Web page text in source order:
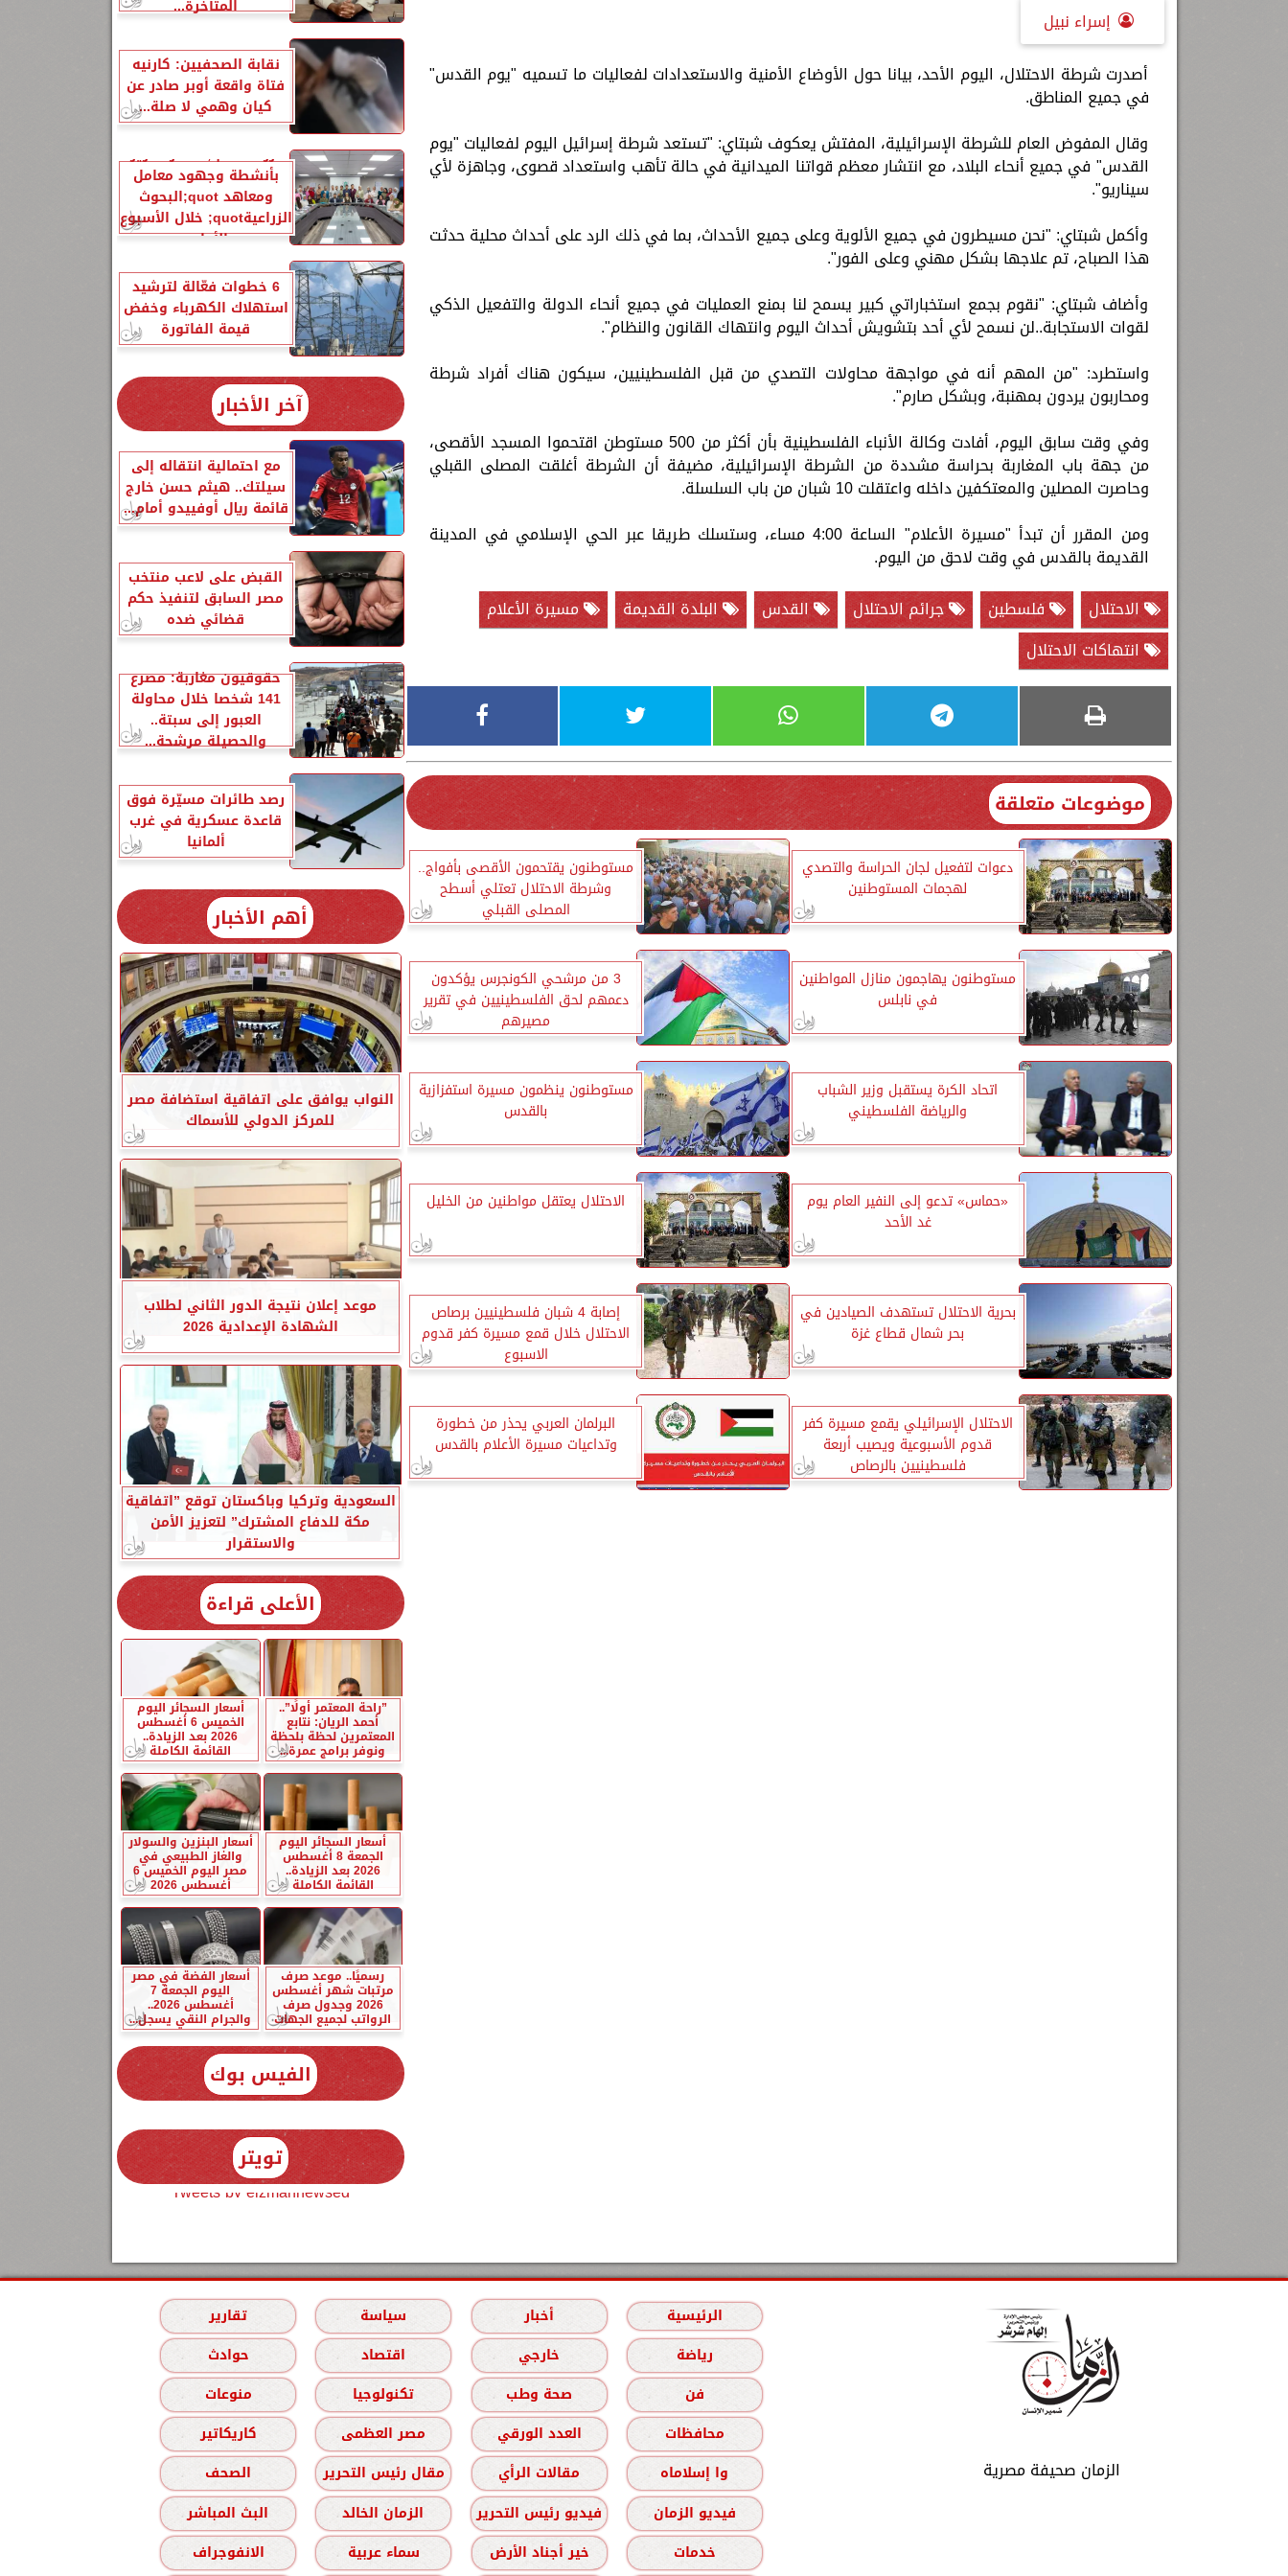
إسراء نبيل
أصدرت شرطة الاحتلال، اليوم الأحد، بيانا حول الأوضاع الأمنية والاستعدادات لفعاليات ما تسميه "يوم القدس"
في جميع المناطق.
وقال المفوض العام للشرطة الإسرائيلية، المفتش يعكوف شبتاي: "تستعد شرطة إسرائيل اليوم لفعاليات "يوم
القدس" في جميع أنحاء البلاد، مع انتشار معظم قواتنا الميدانية في حالة تأهب واستعداد قصوى، وجاهزة لأي
سيناريو".
وأكمل شبتاي: "نحن مسيطرون في جميع الألوية وعلى جميع الأحداث، بما في ذلك الرد على أحداث محلية حدثت
هذا الصباح، تم علاجها بشكل مهني وعلى الفور".
وأضاف شبتاي: "نقوم بجمع استخباراتي كبير يسمح لنا بمنع العمليات في جميع أنحاء الدولة والتفعيل الذكي
لقوات الاستجابة..لن نسمح لأي أحد بتشويش أحداث اليوم وانتهاك القانون والنظام".
واستطرد: "من المهم أنه في مواجهة محاولات التصدي من قبل الفلسطينيين، سيكون هناك أفراد شرطة
ومحاربون يردون بمهنبة، وبشكل صارم".
وفي وقت سابق اليوم، أفادت وكالة الأنباء الفلسطينية بأن أكثر من 500 مستوطن اقتحموا المسجد الأقصى،
من جهة باب المغاربة بحراسة مشددة من الشرطة الإسرائيلية، مضيفة أن الشرطة أغلقت المصلى القبلي
وحاصرت المصلين والمعتكفين داخله واعتقلت 10 شبان من باب السلسلة.
ومن المقرر أن تبدأ "مسيرة الأعلام" الساعة 4:00 مساء، وستسلك طريقا عبر الحي الإسلامي في المدينة
القديمة بالقدس في وقت لاحق من اليوم.
الاحتلال
فلسطين جرائم الاحتلال القدس البلدة القديمة
مسيرة الأعلام
انتهاكات الاحتلال
موضوعات متعلقة
دعوات لتفعيل لجان الحراسة والتصدي
لهجمات المستوطنين
مستوطنون يقتحمون الأقصى بأفواج..
وشرطة الاحتلال تعتلي أسطح
المصلى القبلي
مستوطنون يهاجمون منازل المواطنين
في نابلس
3 من مرشحي الكونجرس يؤكدون
دعمهم لحق الفلسطينيين في تقرير
مصيرهم
اتحاد الكرة يستقبل وزير الشباب
والرياضة الفلسطيني
مستوطنون ينظمون مسيرة استفزازية
بالقدس
«حماس» تدعو إلى النفير العام يوم
غد الأحد
الاحتلال يعتقل مواطنين من الخليل
بحرية الاحتلال تستهدف الصيادين في
بحر شمال قطاع غزة
إصابة 4 شبان فلسطينيين برصاص
الاحتلال خلال قمع مسيرة كفر قدوم
الاسبوع
الاحتلال الإسرائيلي يقمع مسيرة كفر
قدوم الأسبوعية ويصيب أربعة
فلسطينيين بالرصاص
البرلمان العربي يحذر من خطورة
وتداعيات مسيرة الأعلام بالقدس
المتأخرة...
نقابة الصحفيين: كارنيه
فتاة واقعة أوبر صادر عن
كيان وهمي لا صلة...
الزراعةquot; تنشر تقريرًا
بأنشطة وجهود معامل
ومعاهد quot;البحوث
الزراعيةquot; خلال الأسبوع
الأول...
6 خطوات فعّالة لترشيد
استهلاك الكهرباء وخفض
قيمة الفاتورة
آخر الأخبار
مع احتمالية انتقاله إلى
سيلتك.. هيثم حسن خارج
قائمة ريال أوفييدو أمام...
القبض على لاعب منتخب
مصر السابق لتنفيذ حكم
قضائي ضده
حقوقيون مغاربة: مصرع
141 شخصا خلال محاولة
العبور إلى سبتة..
والحصيلة مرشحة...
رصد طائرات مسيّرة فوق
قاعدة عسكرية في غرب
ألمانيا
أهم الأخبار
النواب يوافق على اتفاقية استضافة مصر
للمركز الدولي للأسماك
موعد إعلان نتيجة الدور الثاني لطلاب
الشهادة الإعدادية 2026
السعودية وتركيا وباكستان توقع ”اتفاقية
مكة للدفاع المشترك” لتعزيز الأمن
والاستقرار
الأعلى قراءة
”راحة المعتمر أولًا”..
أحمد الريان: نتابع
المعتمرين لحظة بلحظة
ونوفر برامج عمرة...
أسعار السجائر اليوم
الخميس 6 أغسطس
2026 بعد الزيادة..
القائمة الكاملة
أسعار السجائر اليوم
الجمعة 8 أغسطس
2026 بعد الزيادة..
القائمة الكاملة
أسعار البنزين والسولار
والغاز الطبيعي في
مصر اليوم الخميس 6
أغسطس 2026
رسميًا.. موعد صرف
مرتبات شهر أغسطس
2026 وجدول صرف
الرواتب لجميع الجهات
أسعار الفضة في مصر
اليوم الجمعة 7
أغسطس 2026..
والجرام النقي يسجل...
الفيس بوك
تويتر
Tweets by elzmannewseg
الزمان صحيفة مصرية
الرئيسية أخبار سياسة
تقارير
رياضة
خارجي اقتصاد
حوادث
فن
صحة وطب تكنولوجيا
منوعات
محافظات
العدد الورقي مصر العظمى
كاريكاتير
وا إسلاماه
مقالات الرأي مقال رئيس التحرير
الصحف
فيديو الزمان
فيديو رئيس التحرير الزمان الخالد
البث المباشر
خدمات
خير أجناد الأرض سماء عربية الانفوجراف